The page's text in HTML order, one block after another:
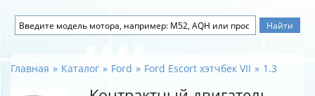
Главная Каталог Ford Ford Escort хэтчбек VII 1.3